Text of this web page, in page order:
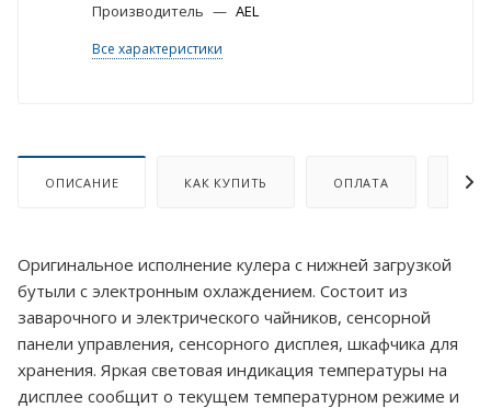
Производитель — AEL
Все характеристики
ОПИСАНИЕ КАК КУПИТЬ ОПЛАТА
Оригинальное исполнение кулера с нижней загрузкой
бутыли с электронным охлаждением. Состоит из
заварочного и электрического чайников, сенсорной
панели управления, сенсорного дисплея, шкафчика для
хранения. Яркая световая индикация температуры на
дисплее сообщит о текущем температурном режиме и